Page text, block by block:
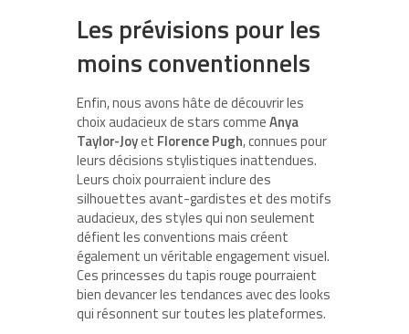
Les prévisions pour les
moins conventionnels
Enfin, nous avons hâte de découvrir les
choix audacieux de stars commeAnya
Taylor-Joyet Florence Pugh, connues pour
leurs décisions stylistiques inattendues.
Leurs choix pourraient inclure des
silhouettes avant-gardistes et des motifs
audacieux, des styles qui non seulement
défient les conventions mais créent
également un véritable engagement visuel.
Ces princesses du tapis rouge pourraient
bien devancer les tendances avec des looks
qui résonnent sur toutes les plateformes.